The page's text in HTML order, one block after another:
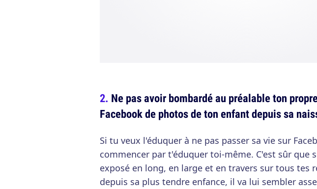
Ne pas avoir bombardé au préalable ton
Facebook de photos de ton enfant depuis sa
Si tu veux l'éduquer à ne pas passer sa vie sur
commencer par t'éduquer toi-même. C'est sûr que
exposé en long, en large et en travers sur tous tes
depuis sa plus tendre enfance, il va lui sembler